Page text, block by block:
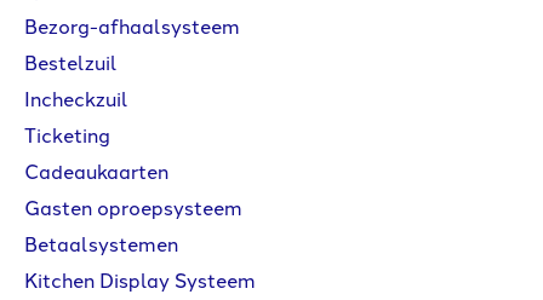
Bezorg-afhaalsysteem
Bestelzuil
Incheckzuil
Ticketing
Cadeaukaarten
Gasten oproepsysteem
Betaalsystemen
Kitchen Display Systeem